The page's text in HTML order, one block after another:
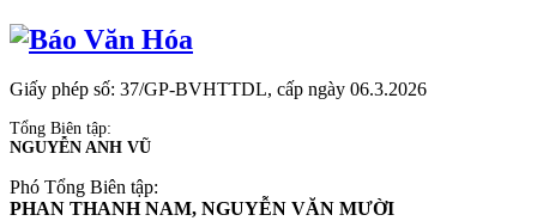
Giấy phép số: 37/GP-BVHTTDL, cấp ngày 06.3.2026
Tổng Biên tập:
NGUYỄN ANH VŨ
Phó Tổng Biên tập:
PHAN THANH NAM, NGUYỄN VĂN MƯỜI